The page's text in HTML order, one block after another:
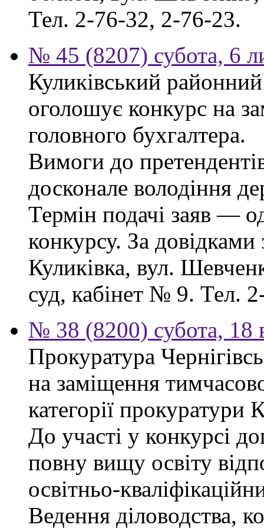
Тел. 2-76-32, 2-76-23.
№ 45 (8207) субота, 6
Куликівський районний
оголошує конкурс на
головного бухгалтера.
Вимоги до
досконале володіння
Термін подачі заяв —
конкурсу. За
Куликівка, вул.
суд, кабінет № 9. Тел.
№ 38 (8200) субота, 18
Прокуратура
на заміщення
категорії прокуратури
До участі у конкурсі
повну вищу освіту
освітньо-
Ведення діловодства,